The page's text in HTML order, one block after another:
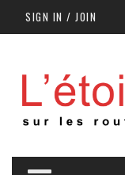
SIGN IN / JOIN